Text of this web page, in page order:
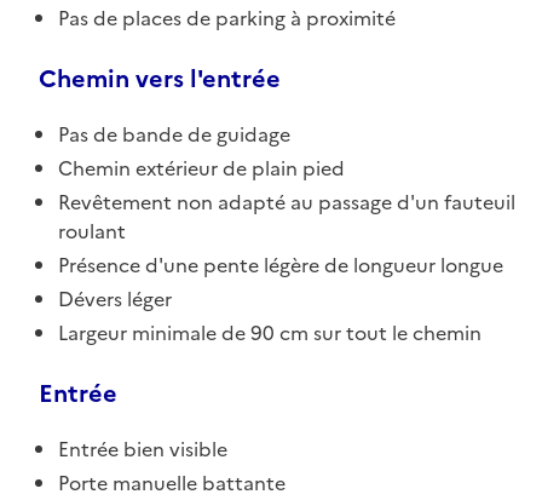
Pas de places de parking à proximité
Chemin vers l'entrée
Pas de bande de guidage
Chemin extérieur de plain pied
Revêtement non adapté au passage d'un fauteuil
roulant
Présence d'une pente légère de longueur longue
Dévers léger
Largeur minimale de 90 cm sur tout le chemin
Entrée
Entrée bien visible
Porte manuelle battante